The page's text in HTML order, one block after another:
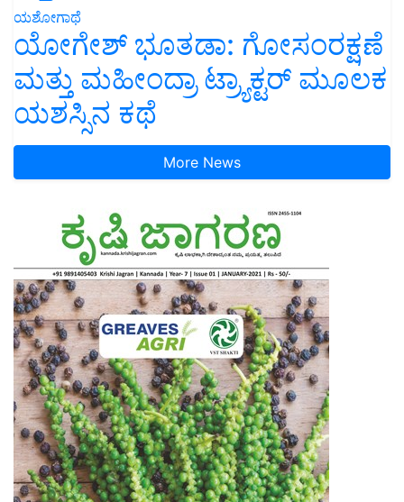
ಯಶೋಗಾಥೆ
ಯೋಗೇಶ್ ಭೂತಡಾ: ಗೋಸಂರಕ್ಷಣೆ
ಮತ್ತು ಮಹೀಂದ್ರಾ ಟ್ರ್ಯಾಕ್ಟರ್ ಮೂಲಕ
ಯಶಸ್ಸಿನ ಕಥೆ
More News